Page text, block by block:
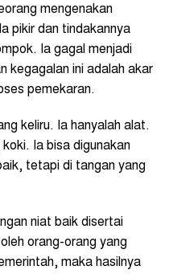
mengenakan
pikir dan tindakannya
Ia gagal menjadi
kegagalan ini adalah akar
pemekaran.
keliru. Ia hanyalah alat.
Ia bisa digunakan
tetapi di tangan yang
niat baik disertai
orang-orang yang
maka hasilnya